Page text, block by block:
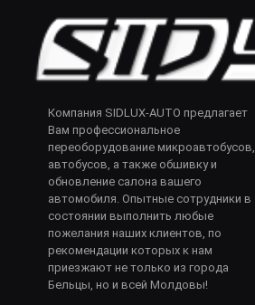
Компания SIDLUX-AUTO предлагает
Вам профессиональное
переоборудование микроавтобусов,
автобусов, а также обшивку и
обновление салона вашего
автомобиля. Опытные сотрудники в
состоянии выполнить любые
пожелания наших клиентов, по
рекомендации которых к нам
приезжают не только из города
Бельцы, но и всей Молдовы!